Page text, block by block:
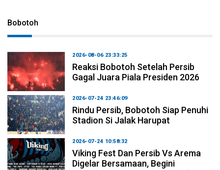
Bobotoh
2026-08-06 23:33:25
Reaksi Bobotoh Setelah Persib
Gagal Juara Piala Presiden 2026
2026-07-24 23:46:09
Rindu Persib, Bobotoh Siap Penuhi
Stadion Si Jalak Harupat
2026-07-24 10:58:32
Viking Fest Dan Persib Vs Arema
Digelar Bersamaan, Begini